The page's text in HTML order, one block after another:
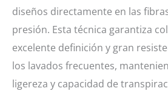
diseños directamente en las
presión. Esta técnica garantiza
excelente definición y gran
los lavados frecuentes,
ligereza y capacidad de